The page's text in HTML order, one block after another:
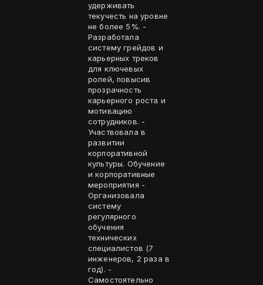
удерживать
текучесть на уровне
не более 5%. -
Разработала
систему грейдов и
карьерных треков
для ключевых
ролей, повысив
прозрачность
карьерного роста и
мотивацию
сотрудников. -
Участвовала в
развитии
корпоративной
культуры. Обучение
и корпоративные
мероприятия -
Организовала
систему
регулярного
обучения
технических
специалистов (7
инженеров, 2 раза в
год). -
Самостоятельно